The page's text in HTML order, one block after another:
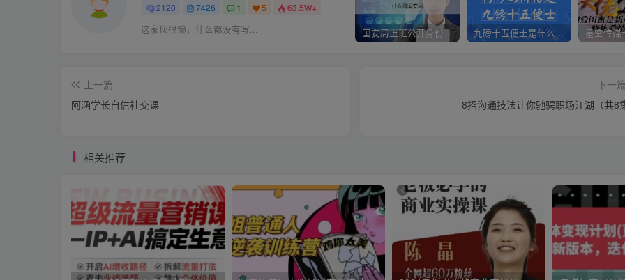
2120 7426 1 5 63.5W+
这家伙很懒，什么都没有写... 国安局上班公开身份是什么（国安身份对家人保密吗） 九磅十五便士是什么意思（九磅十五便士是什么梗）
上一篇
阿涵学长自信社交课
下一
8招沟通技法让你驰骋职场江湖（共8
相关推荐